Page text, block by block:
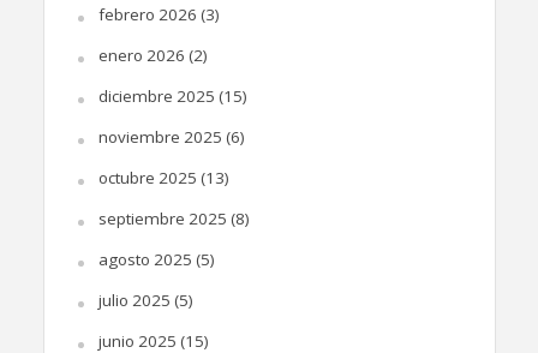
febrero 2026 (3)
enero 2026 (2)
diciembre 2025 (15)
noviembre 2025 (6)
octubre 2025 (13)
septiembre 2025 (8)
agosto 2025 (5)
julio 2025 (5)
junio 2025 (15)